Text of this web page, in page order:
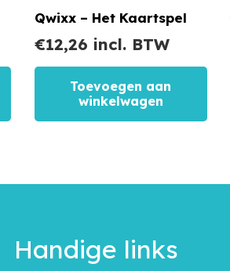
Qwixx – Het Kaartspel
€12,26 incl. BTW
Toevoegen aan
winkelwagen
Handige links